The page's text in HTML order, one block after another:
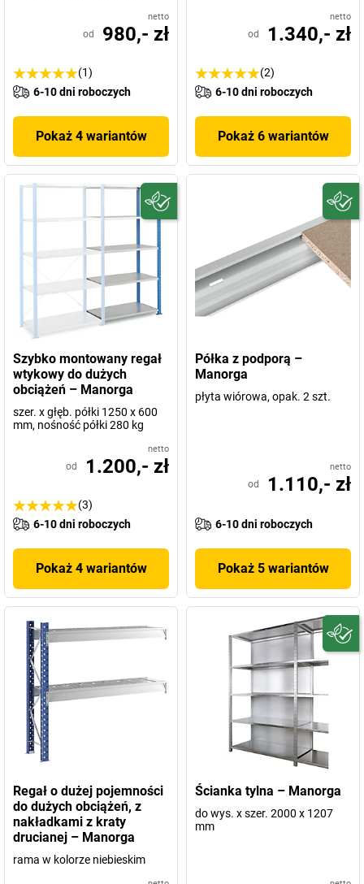
netto
od 980,- zł
(1)
6-10 dni roboczych
Pokaż 4 wariantów
netto
od 1.340,- zł
(2)
6-10 dni roboczych
Pokaż 6 wariantów
Szybko montowany regał
wtykowy do dużych
obciążeń – Manorga
szer. x głęb. półki 1250 x 600
mm, nośność półki 280 kg
netto
od 1.200,- zł
(3)
6-10 dni roboczych
Pokaż 4 wariantów
Półka z podporą –
Manorga
płyta wiórowa, opak. 2 szt.
netto
od 1.110,- zł
6-10 dni roboczych
Pokaż 5 wariantów
Regał o dużej pojemności
do dużych obciążeń, z
nakładkami z kraty
drucianej – Manorga
rama w kolorze niebieskim
Ścianka tylna – Manorga
do wys. x szer. 2000 x 1207
mm